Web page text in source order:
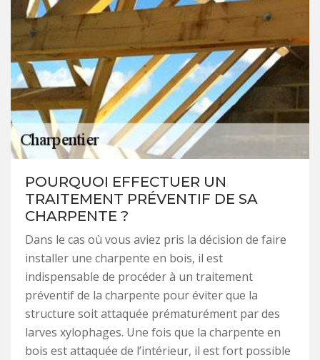
POURQUOI EFFECTUER UN
TRAITEMENT PRÉVENTIF DE SA
CHARPENTE ?
Dans le cas où vous aviez pris la décision de faire
installer une charpente en bois, il est
indispensable de procéder à un traitement
préventif de la charpente pour éviter que la
structure soit attaquée prématurément par des
larves xylophages. Une fois que la charpente en
bois est attaquée de l’intérieur, il est fort possible